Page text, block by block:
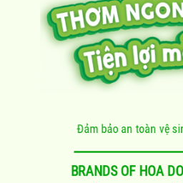
Đảm bảo an toàn vệ
BRANDS OF HOA